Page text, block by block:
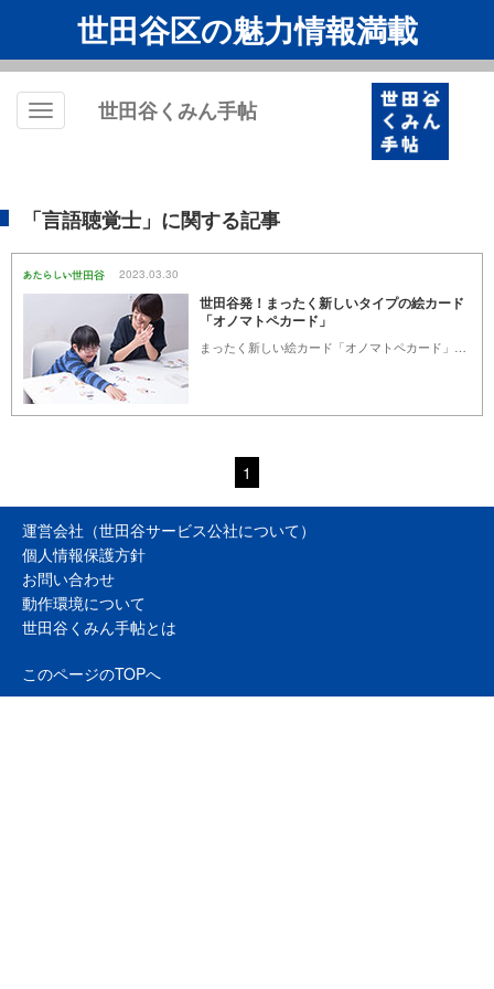
世田谷区の魅力情報満載
Toggle
世田谷くみん手帖
「言語聴覚士」に関する記事
2023.03.30
世田谷発！まったく新しいタイプの絵カード
「オノマトペカード」
1
運営会社（世田谷サービス公社について）
個人情報保護方針
お問い合わせ
動作環境について
世田谷くみん手帖とは
このページのTOPへ